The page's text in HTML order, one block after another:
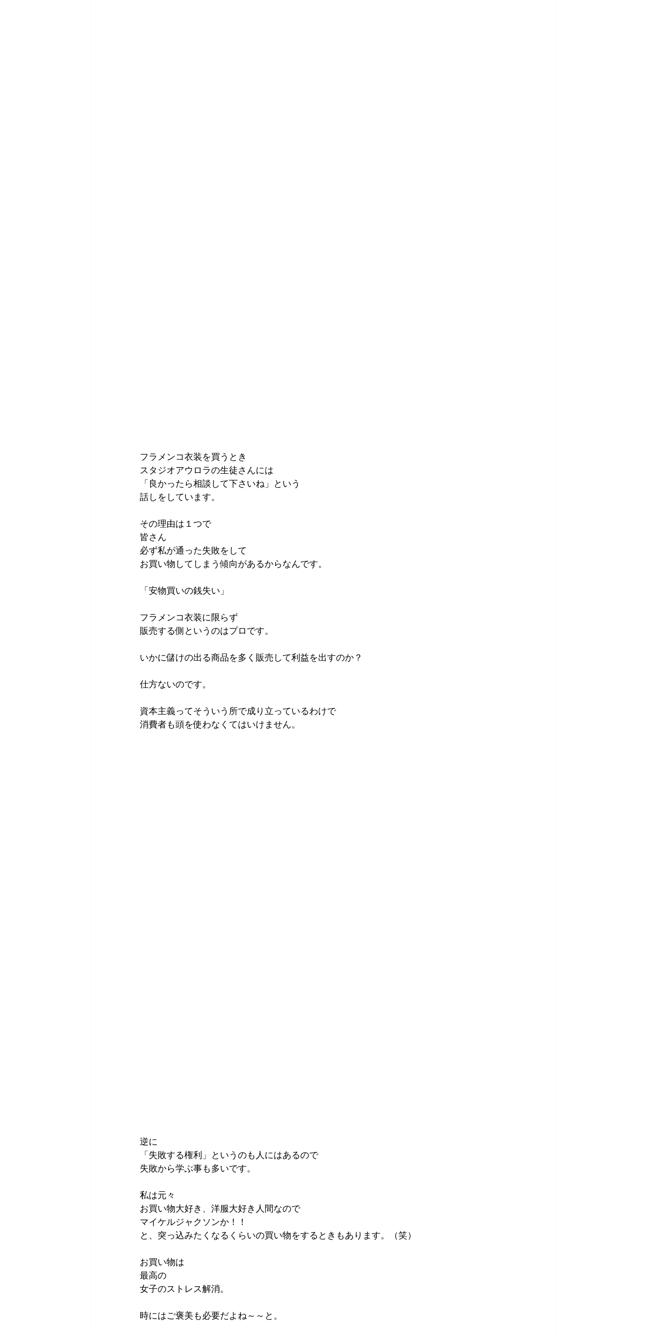
フラメンコ衣装を買うとき
スタジオアウロラの生徒さんには
「良かったら相談して下さいね」という
話しをしています。
その理由は１つで
皆さん
必ず私が通った失敗をして
お買い物してしまう傾向があるからなんです。
「安物買いの銭失い」
フラメンコ衣装に限らず
販売する側というのはプロです。
いかに儲けの出る商品を多く販売して利益を出すのか？
仕方ないのです。
資本主義ってそういう所で成り立っているわけで
消費者も頭を使わなくてはいけません。
逆に
「失敗する権利」というのも人にはあるので
失敗から学ぶ事も多いです。
私は元々
お買い物大好き、洋服大好き人間なので
マイケルジャクソンか！！
と、突っ込みたくなるくらいの買い物をするときもあります。（笑）
お買い物は
最高の
女子のストレス解消。
時にはご褒美も必要だよね～～と。